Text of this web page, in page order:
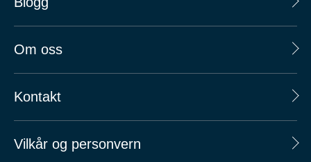
Om oss
Kontakt
Vilkår og personvern